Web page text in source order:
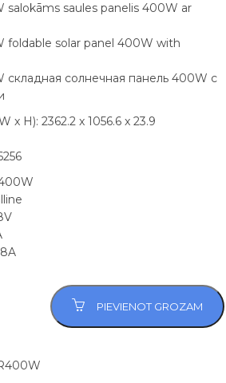
salokāms saules panelis 400W ar
foldable solar panel 400W with
cкладная солнечная панель 400W с
x H): 2362.2 x 1056.6 x 23.9
PIEVIENOT GROZAM